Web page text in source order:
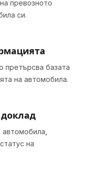
превозното
си.
претърсва базата
на автомобила.
на